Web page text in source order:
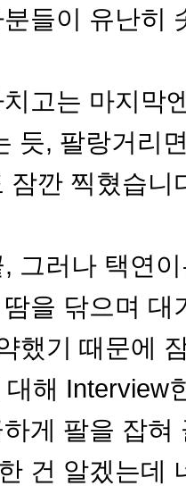
들이 유난히
고는 마지막
듯, 팔랑거리
잠깐 찍혔습니
그러나 택연
을 닦으며 대
했기 때문에
해 Interview
게 팔을 잡
건 알겠는데